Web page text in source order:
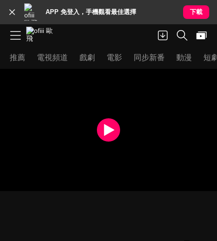
APP 免登入，手機觀看最佳選擇 下載
推薦 電視頻道 戲劇 電影 同步新番 動漫 短